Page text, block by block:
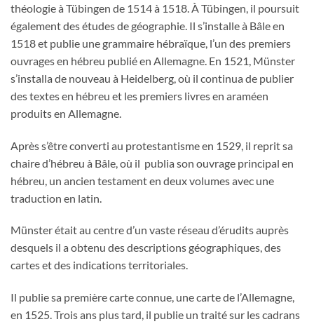
théologie à Tübingen de 1514 à 1518. À Tübingen, il poursuit
également des études de géographie. Il s’installe à Bâle en
1518 et publie une grammaire hébraïque, l’un des premiers
ouvrages en hébreu publié en Allemagne. En 1521, Münster
s’installa de nouveau à Heidelberg, où il continua de publier
des textes en hébreu et les premiers livres en araméen
produits en Allemagne.
Après s’être converti au protestantisme en 1529, il reprit sa
chaire d’hébreu à Bâle, où il publia son ouvrage principal en
hébreu, un ancien testament en deux volumes avec une
traduction en latin.
Münster était au centre d’un vaste réseau d’érudits auprès
desquels il a obtenu des descriptions géographiques, des
cartes et des indications territoriales.
Il publie sa première carte connue, une carte de l’Allemagne,
en 1525. Trois ans plus tard, il publie un traité sur les cadrans